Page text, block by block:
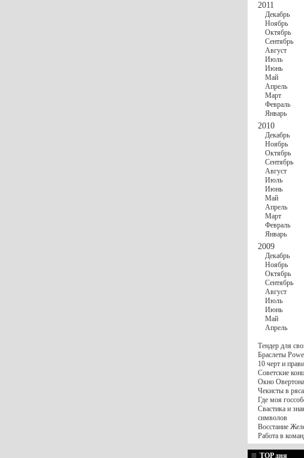
2011
Декабрь
Ноябрь
Октябрь
Сентябрь
Август
Июль
Июнь
Май
Апрель
Март
Февраль
Январь
2010
Декабрь
Ноябрь
Октябрь
Сентябрь
Август
Июль
Июнь
Май
Апрель
Март
Февраль
Январь
2009
Декабрь
Ноябрь
Октябрь
Сентябрь
Август
Июль
Июнь
Май
Апрель
Тендер для
Браслеты
10 черт и
Советские
Окно
Чекисты в
Где моя
Свастика и
символов
Восстание
Работа в
TOP дня